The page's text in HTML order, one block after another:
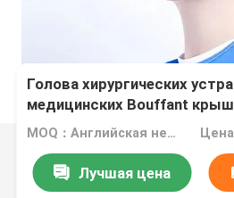
Голова хирургических
медицинских Bouffant
покрывает не сплетенную
MOQ：Английская нейтральная версия: MOQ 10000PCS/OEM: MOQ 80000PCS
Лучшая цена